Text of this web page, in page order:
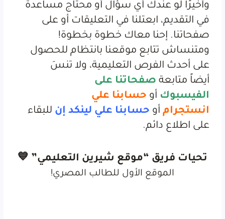
وأخيرًا لو عندك أي سؤال أو محتاج مساعدة
في التقديم، ابعتلنا في التعليقات أو على
صفحاتنا. إحنا معاك خطوة بخطوة!
ومتنساش تتابع موقعنا بانتظام للحصول
على أحدث الفرص التعليمية، ولا تنسَ
أيضاً متابعة صفحاتنا على
الفيسبوك أو حسابنا علي
انستجرام أو حسابنا علي لينكد إن للبقاء
على اطلاع دائم.
تحيات فريق “موقع شيرين التعليمي” 💙
الموقع الأول للطالب المصري!